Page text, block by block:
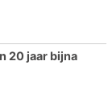
20 jaar bijna